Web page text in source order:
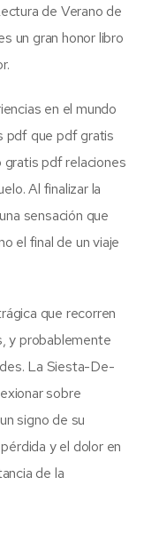
de Verano de
un gran honor libro
en el mundo
pdf que pdf gratis
gratis pdf relaciones
Al finalizar la
sensación que
el final de un viaje
que recorren
y probablemente
La Siesta-De-
sobre
signo de su
y el dolor en
de la